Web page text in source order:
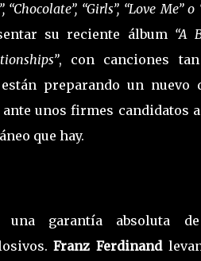
“Chocolate”, “Girls”, “Love Me”
su reciente álbum “A
, con canciones
están preparando un
unos firmes candidatos
que hay.
una garantía absoluta
Franz Ferdinand